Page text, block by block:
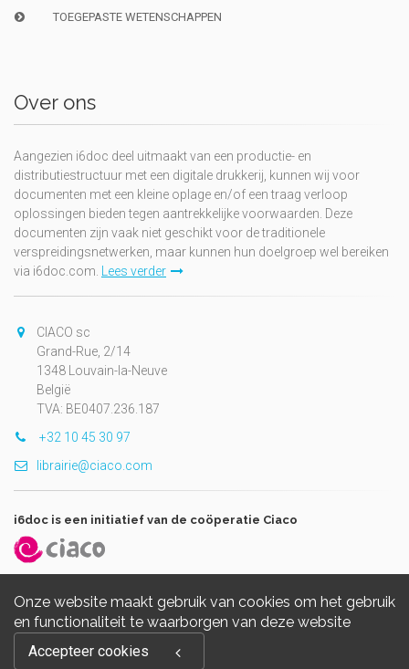
Onze website maakt gebruik van cookies om het gebruik
en functionaliteit te waarborgen van deze website
Accepteer cookies
TOEGEPASTE WETENSCHAPPEN
Over ons
Aangezien i6doc deel uitmaakt van een productie- en
distributiestructuur met een digitale drukkerij, kunnen wij voor
documenten met een kleine oplage en/of een traag verloop
oplossingen bieden tegen aantrekkelijke voorwaarden. Deze
documenten zijn vaak niet geschikt voor de traditionele
verspreidingsnetwerken, maar kunnen hun doelgroep wel bereiken
via i6doc.com.
Lees verder
CIACO sc
Grand-Rue, 2/14
1348 Louvain-la-Neuve
België
TVA: BE0407.236.187
+32 10 45 30 97
librairie@ciaco.com
i6doc is een initiatief van de coöperatie Ciaco
Reserved